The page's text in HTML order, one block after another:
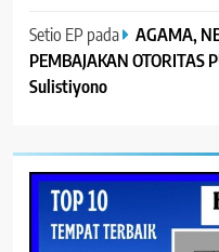
Setio EP pada
AGAMA,
PEMBAJAKAN OTORITAS
Sulistiyono